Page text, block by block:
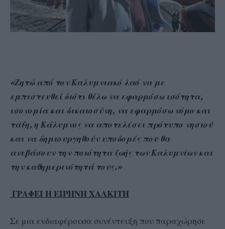
«Ζητώ από τον Καλυμνιακό λαό να με
εμπιστευθεί διότι θέλω να εφαρμόσω ισότητα,
ισονομία και δικαιοσύνη, να εφαρμόσω νόμο και
τάξη, η Κάλυμνος να αποτελέσει πρότυπο νησιού
και να δημιουργηθούν υποδομές που θα
ανεβάσουν την ποιότητα ζωής των Καλυμνίων και
την καθημερινότητά τους.»
ΓΡΑΦΕΙ Η ΕΙΡΗΝΗ ΧΑΛΚΙΤΗ
Σε μια ενδιαφέρουσα συνέντευξη που παραχώρησε